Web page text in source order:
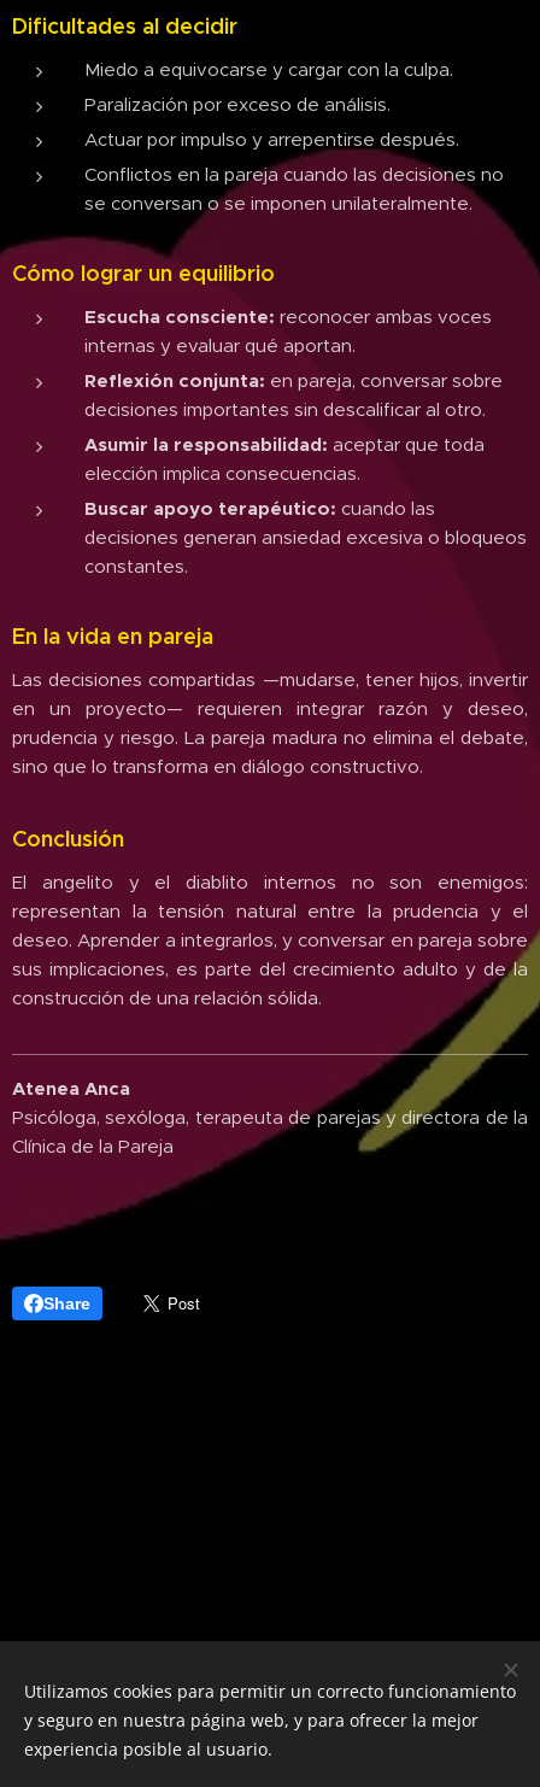
Dificultades al decidir
Miedo a equivocarse y cargar con la culpa.
Paralización por exceso de análisis.
Actuar por impulso y arrepentirse después.
Conflictos en la pareja cuando las decisiones no
se conversan o se imponen unilateralmente.
Cómo lograr un equilibrio
Escucha consciente: reconocer ambas voces
internas y evaluar qué aportan.
Reflexión conjunta: en pareja, conversar sobre
decisiones importantes sin descalificar al otro.
Asumir la responsabilidad: aceptar que toda
elección implica consecuencias.
Buscar apoyo terapéutico: cuando las
decisiones generan ansiedad excesiva o bloqueos
constantes.
En la vida en pareja
Las decisiones compartidas —mudarse, tener hijos, invertir
en un proyecto— requieren integrar razón y deseo,
prudencia y riesgo. La pareja madura no elimina el debate,
sino que lo transforma en diálogo constructivo.
Conclusión
El angelito y el diablito internos no son enemigos:
representan la tensión natural entre la prudencia y el
deseo. Aprender a integrarlos, y conversar en pareja sobre
sus implicaciones, es parte del crecimiento adulto y de la
construcción de una relación sólida.
Atenea Anca
Psicóloga, sexóloga, terapeuta de parejas y directora de la
Clínica de la Pareja
Share
Utilizamos cookies para permitir un correcto funcionamiento
y seguro en nuestra página web, y para ofrecer la mejor
experiencia posible al usuario.